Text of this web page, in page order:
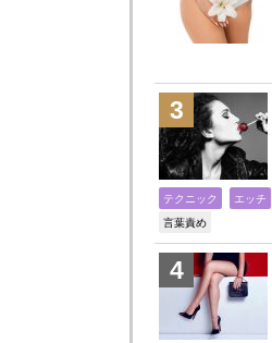
テクニック エッチ
言葉責め